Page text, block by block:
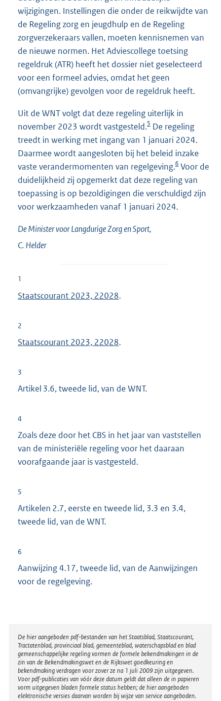
wijzigingen. Instellingen die onder de reikwijdte van
de Regeling zorg en jeugdhulp en de Regeling
zorgverzekeraars vallen, moeten kennisnemen van
de nieuwe normen. Het Adviescollege toetsing
regeldruk (ATR) heeft het dossier niet geselecteerd
voor een formeel advies, omdat het geen
(omvangrijke) gevolgen voor de regeldruk heeft.
Uit de WNT volgt dat deze regeling uiterlijk in
november 2023 wordt vastgesteld.5 De regeling
treedt in werking met ingang van 1 januari 2024.
Daarmee wordt aangesloten bij het beleid inzake
vaste verandermomenten van regelgeving.6 Voor de
duidelijkheid zij opgemerkt dat deze regeling van
toepassing is op bezoldigingen die verschuldigd zijn
voor werkzaamheden vanaf 1 januari 2024.
De Minister voor Langdurige Zorg en Sport,
C. Helder
1
Staatscourant 2023, 22028.
2
Staatscourant 2023, 22028.
3
Artikel 3.6, tweede lid, van de WNT.
4
Zoals deze door het CBS in het jaar van vaststellen
van de ministeriële regeling voor het daaraan
voorafgaande jaar is vastgesteld.
5
Artikelen 2.7, eerste en tweede lid, 3.3 en 3.4,
tweede lid, van de WNT.
6
Aanwijzing 4.17, tweede lid, van de Aanwijzingen
voor de regelgeving.
Disclaimer
De hier aangeboden pdf-bestanden van het Staatsblad, Staatscourant,
Tractatenblad, provinciaal blad, gemeenteblad, waterschapsblad en blad
gemeenschappelijke regeling vormen de formele bekendmakingen in de
zin van de Bekendmakingswet en de Rijkswet goedkeuring en
bekendmaking verdragen voor zover ze na 1 juli 2009 zijn uitgegeven.
Voor pdf-publicaties van vóór deze datum geldt dat alleen de in papieren
vorm uitgegeven bladen formele status hebben; de hier aangeboden
elektronische versies daarvan worden bij wijze van service aangeboden.